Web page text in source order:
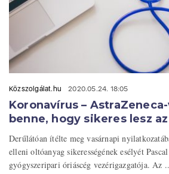
Közszolgálat.hu 2020.05.24. 18:05
Koronavírus –
benne, hogy sikeres lesz
Derűlátóan ítélte meg vasárnapi
elleni oltóanyag sikerességének esélyét
gyógyszeripari óriáscég vezérigazgatója. Az